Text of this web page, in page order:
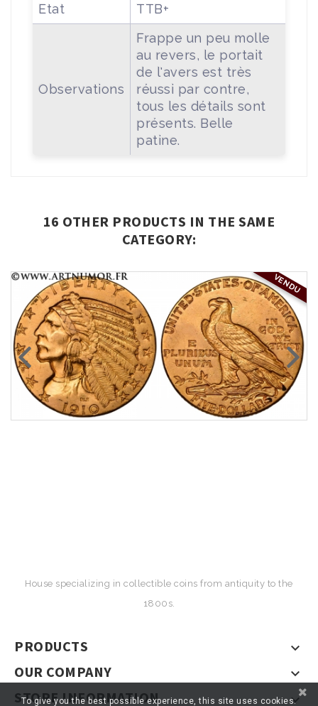
Etat
TTB+
Observations
Frappe un peu molle
au revers, le portait
de l'avers est très
réussi par contre,
tous les détails sont
présents. Belle
patine.
16 OTHER PRODUCTS IN THE SAME
CATEGORY:
VENDU
House specializing in collectible coins from antiquity to the
1800s.
PRODUCTS 
OUR COMPANY 
STORE INFORMATION 
To give you the best possible experience, this site uses cookies.